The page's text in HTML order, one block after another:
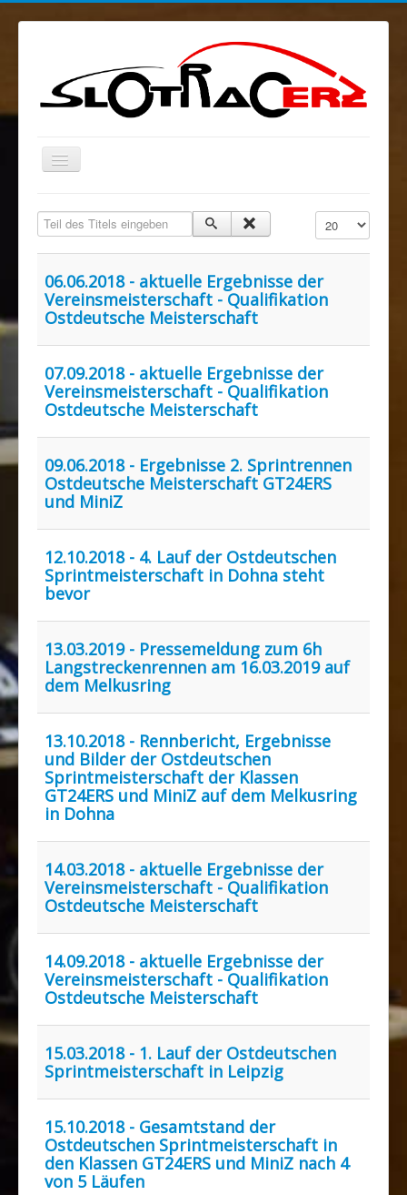
Navigation
an/aus
MELKUSRING
Verein
Sponsoren/Förderer
Rechtliches
Rennbahn mieten!
Teil des Titels eingeben Anzeige #
06.06.2018 - aktuelle Ergebnisse der
Vereinsmeisterschaft - Qualifikation
Ostdeutsche Meisterschaft
07.09.2018 - aktuelle Ergebnisse der
Vereinsmeisterschaft - Qualifikation
Ostdeutsche Meisterschaft
09.06.2018 - Ergebnisse 2. Sprintrennen
Ostdeutsche Meisterschaft GT24ERS
und MiniZ
12.10.2018 - 4. Lauf der Ostdeutschen
Sprintmeisterschaft in Dohna steht
bevor
13.03.2019 - Pressemeldung zum 6h
Langstreckenrennen am 16.03.2019 auf
dem Melkusring
13.10.2018 - Rennbericht, Ergebnisse
und Bilder der Ostdeutschen
Sprintmeisterschaft der Klassen
GT24ERS und MiniZ auf dem Melkusring
in Dohna
14.03.2018 - aktuelle Ergebnisse der
Vereinsmeisterschaft - Qualifikation
Ostdeutsche Meisterschaft
14.09.2018 - aktuelle Ergebnisse der
Vereinsmeisterschaft - Qualifikation
Ostdeutsche Meisterschaft
15.03.2018 - 1. Lauf der Ostdeutschen
Sprintmeisterschaft in Leipzig
15.10.2018 - Gesamtstand der
Ostdeutschen Sprintmeisterschaft in
den Klassen GT24ERS und MiniZ nach 4
von 5 Läufen